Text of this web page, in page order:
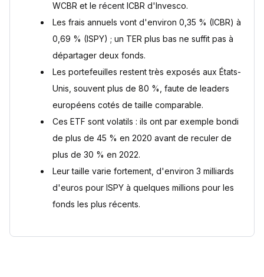
Répartition géographique et exposition aux différents
marchés
Les sous-secteurs de la cybersécurité représentés dans
les ETF
Analyse des tendances futures du secteur de la
cybersécurité
Comment investir dans les ETF cybersécurité depuis la
Comment acheter des ETF cybersécurité depuis la France
La question de l'éligibilité au PEA des ETF cybersécurité
Alternatives pour les investisseurs cherchant une
d'investissement diversifiée
Questions fréquentes
Peut-on loger un ETF cybersécurité dans un PEA ?
WCBR et le récent ICBR d'Invesco.
Les frais annuels vont d'environ 0,35 % (ICBR) à
0,69 % (ISPY) ; un TER plus bas ne suffit pas à
départager deux fonds.
Les portefeuilles restent très exposés aux États-
Unis, souvent plus de 80 %, faute de leaders
européens cotés de taille comparable.
Ces ETF sont volatils : ils ont par exemple bondi
de plus de 45 % en 2020 avant de reculer de
plus de 30 % en 2022.
Leur taille varie fortement, d'environ 3 milliards
d'euros pour ISPY à quelques millions pour les
fonds les plus récents.